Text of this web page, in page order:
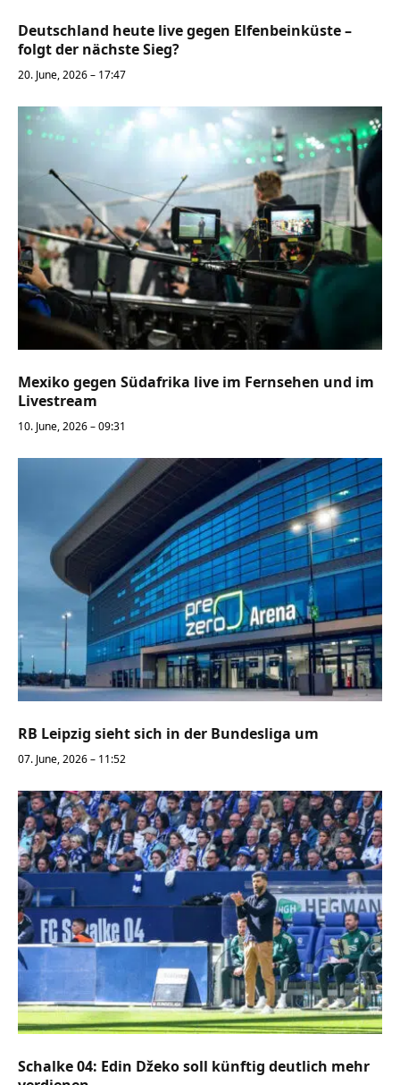
Deutschland heute live gegen Elfenbeinküste –
folgt der nächste Sieg?
20. June, 2026 – 17:47
Mexiko gegen Südafrika live im Fernsehen und im
Livestream
10. June, 2026 – 09:31
RB Leipzig sieht sich in der Bundesliga um
07. June, 2026 – 11:52
Schalke 04: Edin Džeko soll künftig deutlich mehr